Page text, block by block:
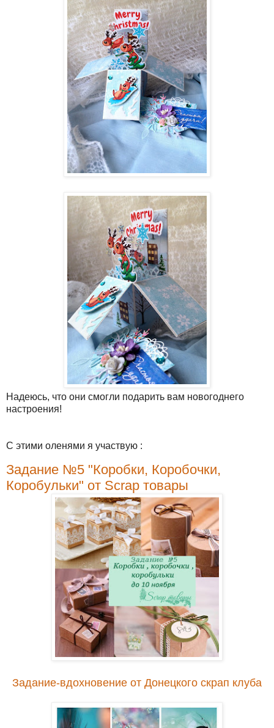
Надеюсь, что они смогли подарить вам новогоднего
настроения!
С этими оленями я участвую :
Задание №5 "Коробки, Коробочки,
Коробульки" от Scrap товары
Задание-вдохновение от Донецкого скрап клуба